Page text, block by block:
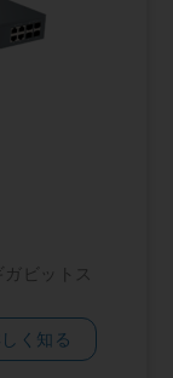
ビットス
く知る